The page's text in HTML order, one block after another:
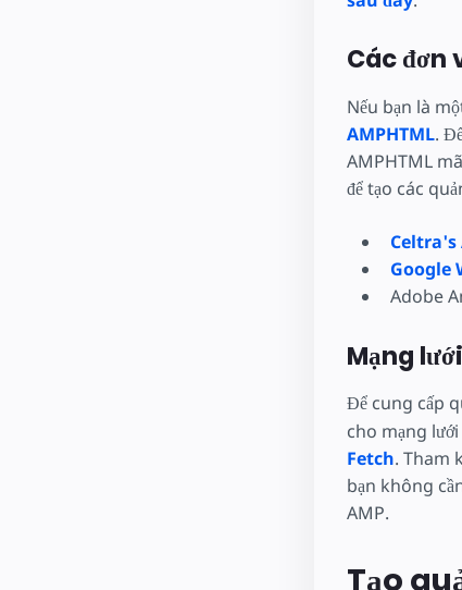
Các đơn
Nếu bạn là
AMPHTML.
AMPHTML
để tạo các
Celtra's
Google
Adobe
Mạng
Để cung cấp
cho mạng
Fetch. Tham
bạn không
AMP.
Tạo